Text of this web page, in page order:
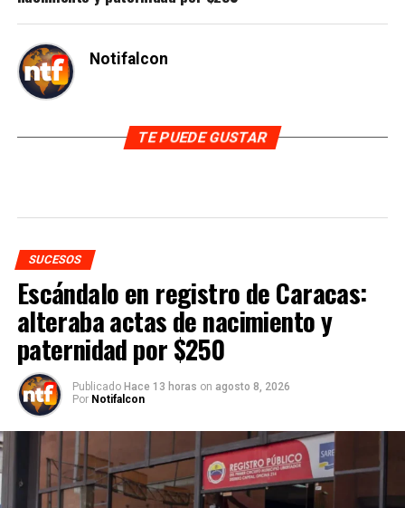
Notifalcon
TE PUEDE GUSTAR
SUCESOS
Escándalo en registro de Caracas:
alteraba actas de nacimiento y
paternidad por $250
Publicado Hace 13 horas on agosto 8, 2026
Por Notifalcon